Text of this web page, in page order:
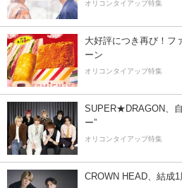
オリコンタイアップ特集
大好評につき再び！フ
ーン
オリコンタイアップ特集
SUPER★DRAGON、
ー”
オリコンタイアップ特集
CROWN HEAD、結成